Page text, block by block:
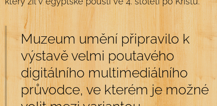
Muzeum umění připravilo k
výstavě velmi poutavého
digitálního multimediálního
průvodce, ve kterém je možné